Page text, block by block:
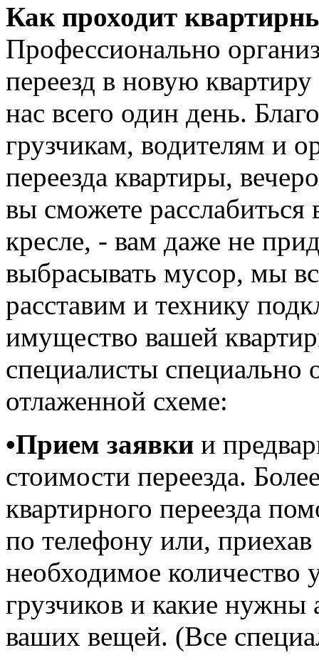
Как проходит
Профессионально
переезд в новую
нас всего один день.
грузчикам, водителям и
переезда квартиры,
вы сможете
кресле, - вам даже не
выбрасывать мусор, мы
расставим и технику
имущество вашей
специалисты специально
отлаженной схеме:
•Прием заявки и
стоимости переезда.
квартирного переезда
по телефону или,
необходимое количество
грузчиков и какие нужны
ваших вещей. (Все